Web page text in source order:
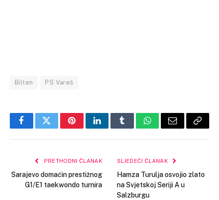
Bilten PS Vareš
FacebookTwitterPinterestLinkedInTumblrWhatsApp
Email Copy
PRETHODNI ČLANAK
Sarajevo domaćin prestižnog
G1/E1 taekwondo turnira
SLJEDEĆI ČLANAK
Hamza Turulja osvojio zlato
na Svjetskoj Seriji A u
Salzburgu